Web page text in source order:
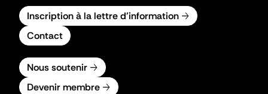
Inscription à la lettre d'information
Contact
Nous soutenir
Devenir membre